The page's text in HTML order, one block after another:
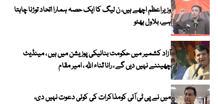
وزیراعظم اچھے ہیں، ن لیگ کا ایک حصہ ہمارا اتحاد توڑنا چاہتا
ہے، بلاول بھٹو
آزاد کشمیر میں حکومت بنانیکی پوزیشن میں ہیں ، مینڈیٹ
چھیننے نہیں دیں گے ، رانا ثناء اللہ ، امیر مقام
میں نے پی ٹی آئی کومذاکرات کی کوئی دعوت نہیں دی،